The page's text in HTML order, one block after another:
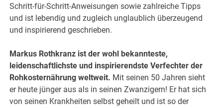
Schritt-für-Schritt-Anweisungen sowie zahlreiche Tipps
und ist lebendig und zugleich unglaublich überzeugend
und inspirierend geschrieben.
Markus Rothkranz ist der wohl bekannteste,
leidenschaftlichste und inspirierendste Verfechter der
Rohkosternährung weltweit. Mit seinen 50 Jahren sieht
er heute jünger aus als in seinen Zwanzigern! Er hat sich
von seinen Krankheiten selbst geheilt und ist so der